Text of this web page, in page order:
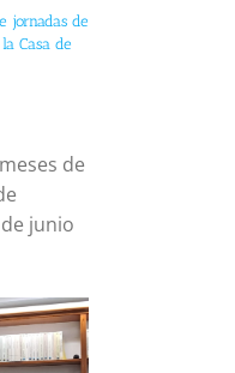
jornadas de
Casa de
de
junio